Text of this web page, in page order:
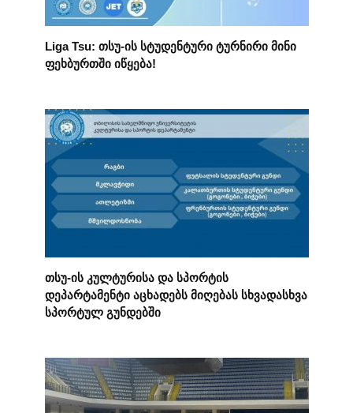
Liga Tsu: თსუ-ის სტუდენტური ტურნირი მინი
ფეხბურთში იწყება!
თსუ-ის კულტურისა და სპორტის
დეპარტამენტი აცხადებს მიღებას სხვადასხვა
სპორტულ გუნდებში